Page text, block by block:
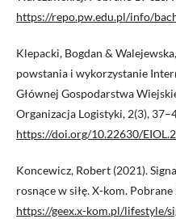
https://repo.pw.edu.pl/info/
Klepacki, Bogdan &
powstania i wykorzystanie
Głównej Gospodarstwa
Organizacja Logistyki, 2(3),
https://doi.org/10.22630/
Koncewicz, Robert (2021).
rosnące w siłę. X-kom.
https://geex.x-kom.pl/lifestyle/